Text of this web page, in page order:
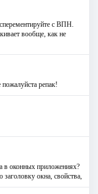
с ВПН.
вообще, как не
репак!
в оконных приложениях?
окна, свойства,